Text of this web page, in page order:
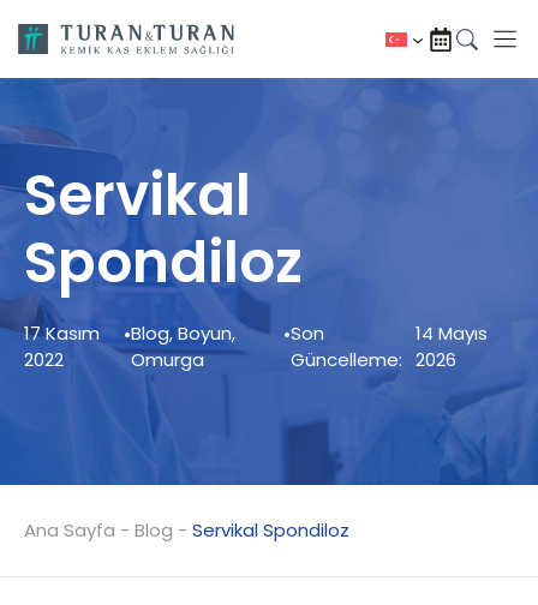
atla
Servikal
Spondiloz
17 Kasım
2022
•Blog,Boyun,
Omurga
•Son
Güncelleme:
14 Mayıs
2026
Ana Sayfa - Blog - Servikal Spondiloz